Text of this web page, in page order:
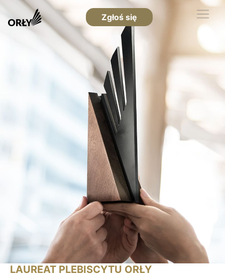
Zgłoś się
LAUREAT PLEBISCYTU ORŁY